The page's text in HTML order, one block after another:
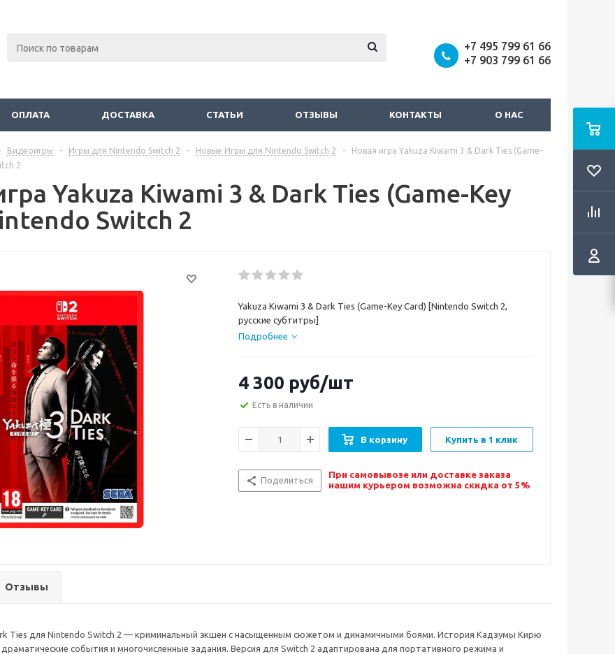
+7 495 799 61 66
+7 903 799 61 66
ОПЛАТА ДОСТАВКА СТАТЬИ ОТЗЫВЫ КОНТАКТЫ О НАС
Видеоигры - Игры для Nintendo Switch 2 - Новые Игры для Nintendo Switch 2 -
Новая игра Yakuza Kiwami 3 & Dark Ties (Game-
2
Yakuza Kiwami 3 & Dark Ties (Game-Key
Switch 2
Yakuza Kiwami 3 & Dark Ties (Game-Key Card) [Nintendo Switch 2,
русские субтитры]
Подробнее
4 300 руб/шт
Есть в наличии
В корзину Купить в 1 клик
Поделиться
При самовывозе или доставке заказа
нашим курьером возможна скидка от 5%
Отзывы
Ties для Nintendo Switch 2 — криминальный экшен с насыщенным сюжетом и динамичными боями. История Кадзумы Кирю
события и многочисленные задания. Версия для Switch 2 адаптирована для портативного режима и